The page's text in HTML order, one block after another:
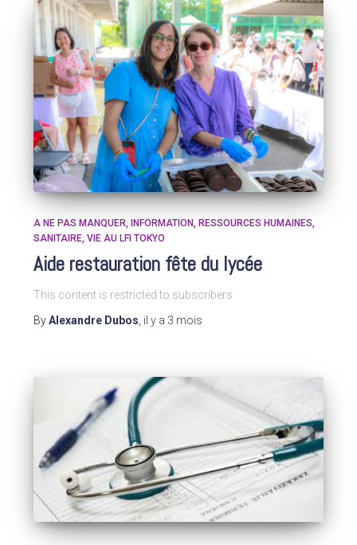
A NE PAS MANQUER INFORMATION RESSOURCES HUMAINES
SANITAIRE VIE AU LFI TOKYO
Aide restauration fête du lycée
This content is restricted to subscribers
ByAlexandre Dubos il y a 3 mois